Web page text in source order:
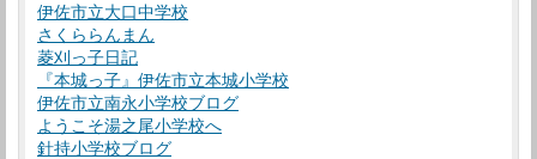
伊佐市立大口中学校
さくららんまん
菱刈っ子日記
『本城っ子』伊佐市立本城小学校
伊佐市立南永小学校ブログ
ようこそ湯之尾小学校へ
針持小学校ブログ